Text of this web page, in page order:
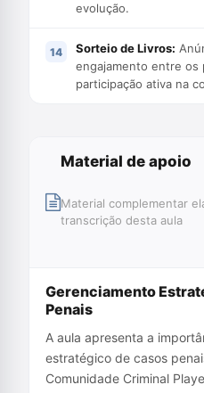
evolução.
Sorteio de Livros:
engajamento entre os
participação ativa na
Material de apoio
Material complementar
transcrição desta aula
Gerenciamento
Penais
A aula apresenta a
estratégico de casos
Comunidade Criminal